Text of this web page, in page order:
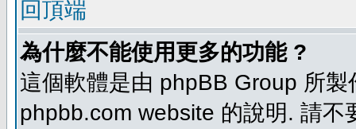
回頂端
為什麼不能使用更多的功能 ?
這個軟體是由 phpBB Group 所
phpbb.com website 的說明. 請